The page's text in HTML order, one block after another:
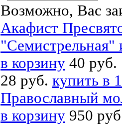
Возможно, Вас
Акафист
в корзину 40 руб.
28 руб. купить в
Православный
в корзину 950